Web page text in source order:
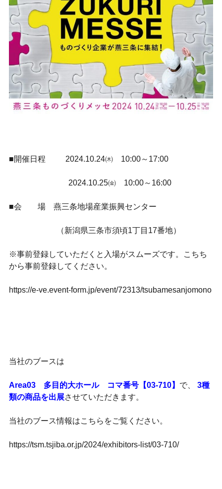
■開催日程 2024.10.24㈭ 10:00～17:00
2024.10.25㈮ 10:00～16:00
■会 場 燕三条地場産業振興センター
（新潟県三条市須頃1丁目17番地）
※事前登録していただくと入場がスムーズです。こちち
から事前登録してください。
https://e-ve.event-form.jp/event/72313/tsubamesanjomono
当社のブースは
Area03 多目的大ホール コマ番号【03-710】 で、
3種
類の商品を出展させていただきます。
当社のブース情報はこちらをご覧ください。
https://tsm.tsjiba.or.jp/2024/exhibitors-list/03-710/